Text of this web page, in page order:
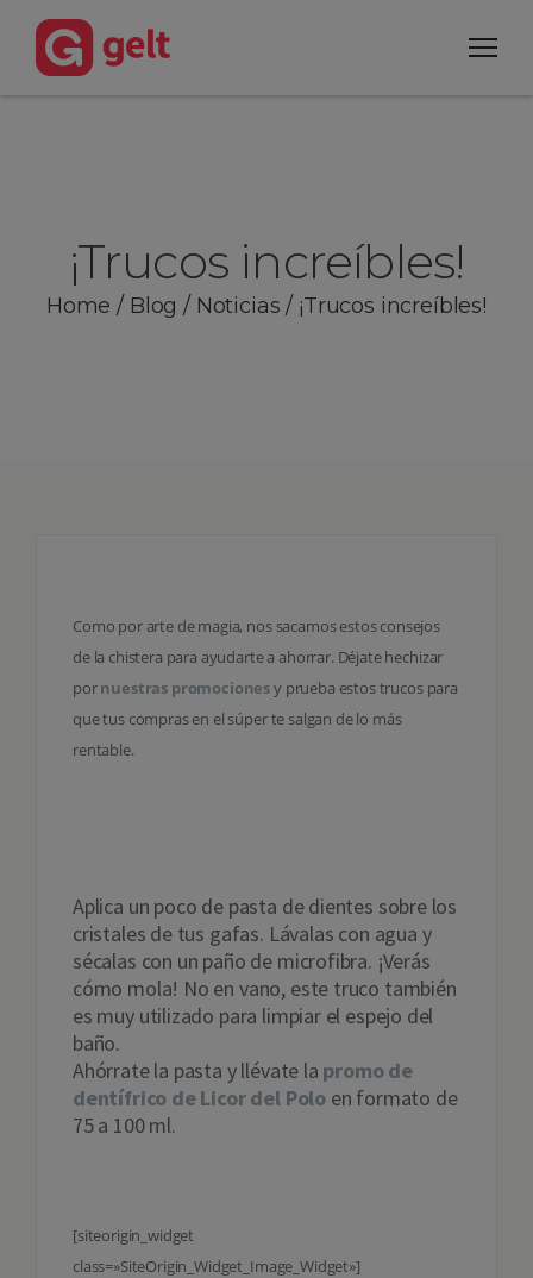
¡Trucos increíbles!
Home / Blog / Noticias / ¡Trucos increíbles!
Como por arte de magia, nos sacamos estos consejos
de la chistera para ayudarte a ahorrar. Déjate hechizar
pornuestras promocionesy prueba estos trucos para
que tus compras en el súper te salgan de lo más
rentable.
Aplica un poco de pasta de dientes sobre los
cristales de tus gafas. Lávalas con agua y
sécalas con un paño de microfibra. ¡Verás
cómo mola! No en vano, este truco también
es muy utilizado para limpiar el espejo del
baño.
Ahórrate la pasta y llévate la promo de
dentífrico de Licor del Poloen formato de
75 a 100 ml.
[siteorigin_widget
class=»SiteOrigin_Widget_Image_Widget»]